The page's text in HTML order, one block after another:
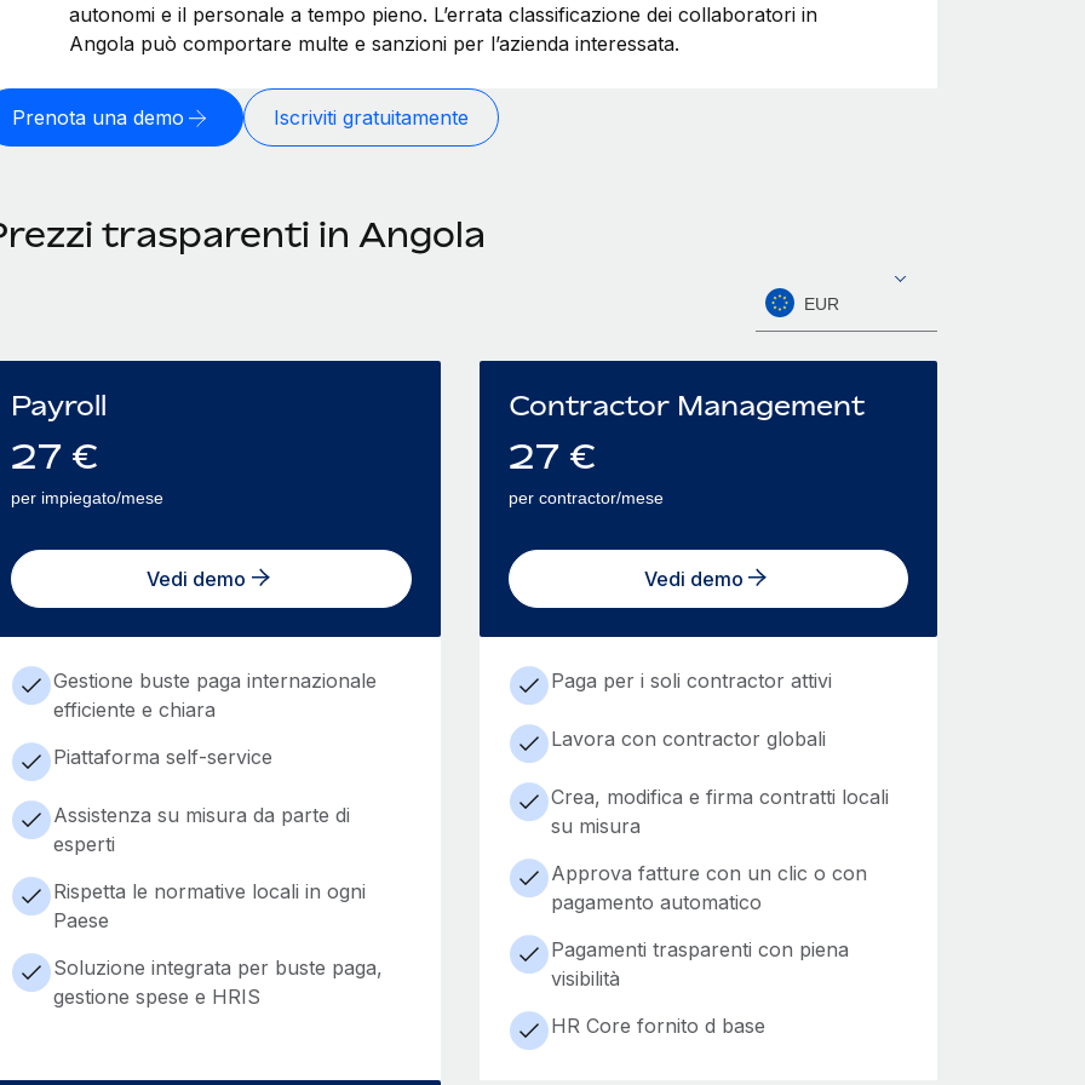
autonomi e il personale a tempo pieno. L’errata classificazione dei collaboratori in
Angola può comportare multe e sanzioni per l’azienda interessata.
Prenota una demo Iscriviti gratuitamente
trasparenti in Angola
EUR
Payroll
27 €
per impiegato/mese
Vedi demo
Gestione buste paga internazionale
efficiente e chiara
Piattaforma self-service
Assistenza su misura da parte di
esperti
Rispetta le normative locali in ogni
Paese
Soluzione integrata per buste paga,
gestione spese e HRIS
Contractor Management
27 €
per contractor/mese
Vedi demo
Paga per i soli contractor attivi
Lavora con contractor globali
Crea, modifica e firma contratti locali
su misura
Approva fatture con un clic o con
pagamento automatico
Pagamenti trasparenti con piena
visibilità
HR Core fornito d base